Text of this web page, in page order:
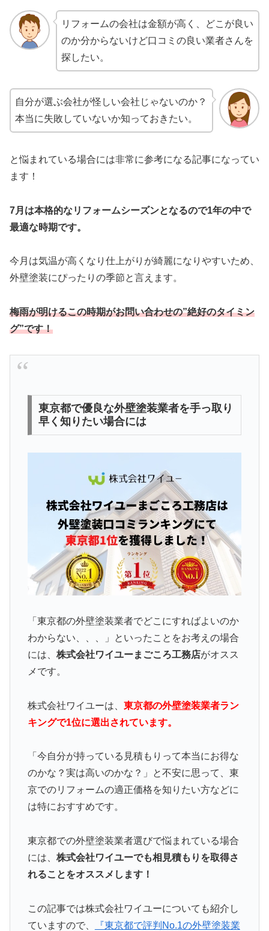
リフォームの会社は金額が高く、どこが良い
のか分からないけど口コミの良い業者さんを
探したい。
自分が選ぶ会社が怪しい会社じゃないのか？
本当に失敗していないか知っておきたい。
と悩まれている場合には非常に参考になる記事になってい
ます！
7月は本格的なリフォームシーズンとなるので1年の中で
最適な時期です。
今月は気温が高くなり仕上がりが綺麗になりやすいため、
外壁塗装にぴったりの季節と言えます。
梅雨が明けるこの時期がお問い合わせの”絶好のタイミン
グ”です！
東京都で優良な外壁塗装業者を手っ取り
早く知りたい場合には
「東京都の外壁塗装業者でどこにすればよいのか
わからない、、、」といったことをお考えの場合
には、 株式会社ワイユーまごころ工務店がオスス
メです。
株式会社ワイユーは、 東京都の外壁塗装業者ラン
キングで1位に選出されています。
「今自分が持っている見積もりって本当にお得な
のかな？実は高いのかな？」と不安に思って、東
京でのリフォームの適正価格を知りたい方などに
は特におすすめです。
東京都での外壁塗装業者選びで悩まれている場合
には、 株式会社ワイユーでも相見積もりを取得さ
れることをオススメします！
この記事では株式会社ワイユーについても紹介し
ていますので、
『東京都で評判No.1の外壁塗装業